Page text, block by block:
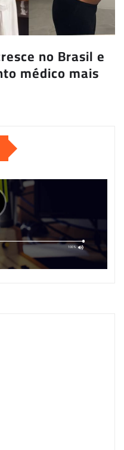
no Brasil e
médico mais